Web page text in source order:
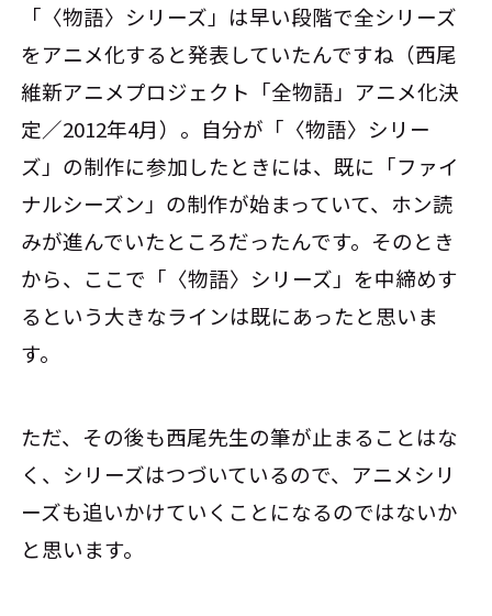
「〈物語〉シリーズ」は早い段階で全シリーズ
をアニメ化すると発表していたんですね（西尾
維新アニメプロジェクト「全物語」アニメ化決
定／2012年4月）。自分が「〈物語〉シリー
ズ」の制作に参加したときには、既に「ファイ
ナルシーズン」の制作が始まっていて、ホン読
みが進んでいたところだったんです。そのとき
から、ここで「〈物語〉シリーズ」を中締めす
るという大きなラインは既にあったと思いま
す。
ただ、その後も西尾先生の筆が止まることはな
く、シリーズはつづいているので、アニメシリ
ーズも追いかけていくことになるのではないか
と思います。